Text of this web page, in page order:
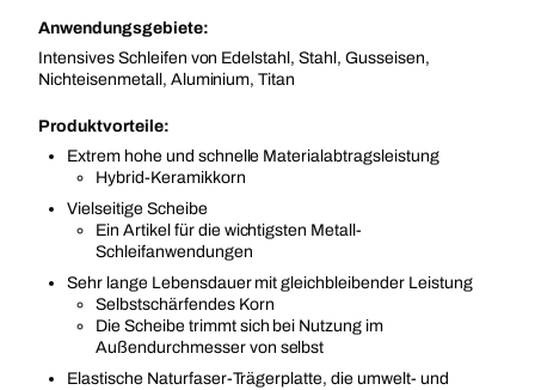
Anwendungsgebiete:
Intensives Schleifen von Edelstahl, Stahl, Gusseisen,
Nichteisenmetall, Aluminium, Titan
Produktvorteile:
Extrem hohe und schnelle Materialabtragsleistung
Hybrid-Keramikkorn
Vielseitige Scheibe
Ein Artikel für die wichtigsten Metall-
Schleifanwendungen
Sehr lange Lebensdauer mit gleichbleibender Leistung
Selbstschärfendes Korn
Die Scheibe trimmt sich bei Nutzung im
Außendurchmesser von selbst
Elastische Naturfaser-Trägerplatte, die umwelt- und